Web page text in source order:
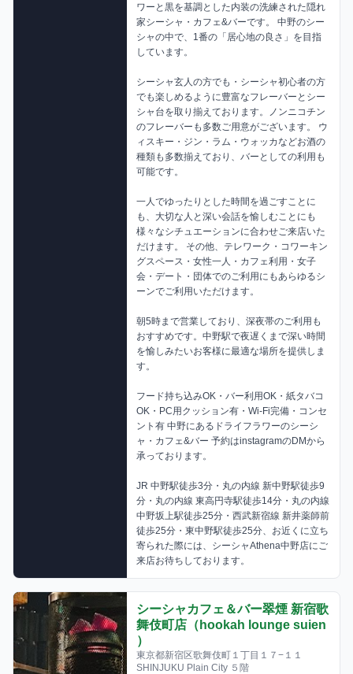
ワーと黒を基調とした内装の洗練された隠れ
家シーシャ・カフェ&バーです。 中野のシー
シャの中で、1番の「居心地の良さ」を目指
しています。
シーシャ玄人の方でも・シーシャ初心者の方
でも楽しめるように豊富なフレーバーとシー
シャ台を取り揃えております。ノンニコチン
のフレーバーも多数ご用意がございます。 ウ
ィスキー・ジン・ラム・ウォッカなどお酒の
種類も多数揃えており、バーとしての利用も
可能です。
一人でゆったりとした時間を過ごすことに
も、大切な人と深い会話を愉しむことにも
様々なシチュエーションに合わせご来店いた
だけます。 その他、テレワーク・コワーキン
グスペース・女性一人・カフェ利用・女子
会・デート・団体でのご利用にもあらゆるシ
ーンでご利用いただけます。
朝5時まで営業しており、深夜帯のご利用も
おすすめです。中野駅で夜遅くまで深い時間
を愉しみたいお客様に最適な場所を提供しま
す。
フード持ち込みOK・バー利用OK・紙タバコ
OK・PC用クッション有・Wi-Fi完備・コンセ
ント有 中野にあるドライフラワーのシーシ
ャ・カフェ&バー 予約はinstagramのDMから
承っております。
JR 中野駅徒歩3分・丸の内線 新中野駅徒歩9
分・丸の内線 東高円寺駅徒歩14分・丸の内線
中野坂上駅徒歩25分・西武新宿線 新井薬師前
徒歩25分・東中野駅徒歩25分、お近くに立ち
寄られた際には、シーシャAthena中野店にご
来店お待ちしております。
シーシャカフェ＆バー翠煙 新宿歌
舞伎町店（hookah lounge suien
）
東京都新宿区歌舞伎町１丁目１７−１１
SHINJUKU Plain City ５階